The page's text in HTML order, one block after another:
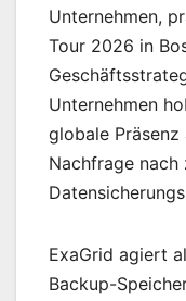
Unternehmen,
Tour 2026 in
Unternehmen
globale
Nachfrage nach
ExaGrid agiert
Backup-